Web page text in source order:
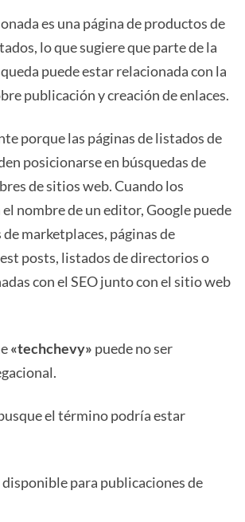
es una página de productos de
lo que sugiere que parte de la
puede estar relacionada con la
publicación y creación de enlaces.
porque las páginas de listados de
posicionarse en búsquedas de
de sitios web. Cuando los
nombre de un editor, Google puede
marketplaces, páginas de
posts, listados de directorios o
con el SEO junto con el sitio web
«techchevy» puede no ser
el término podría estar
disponible para publicaciones de